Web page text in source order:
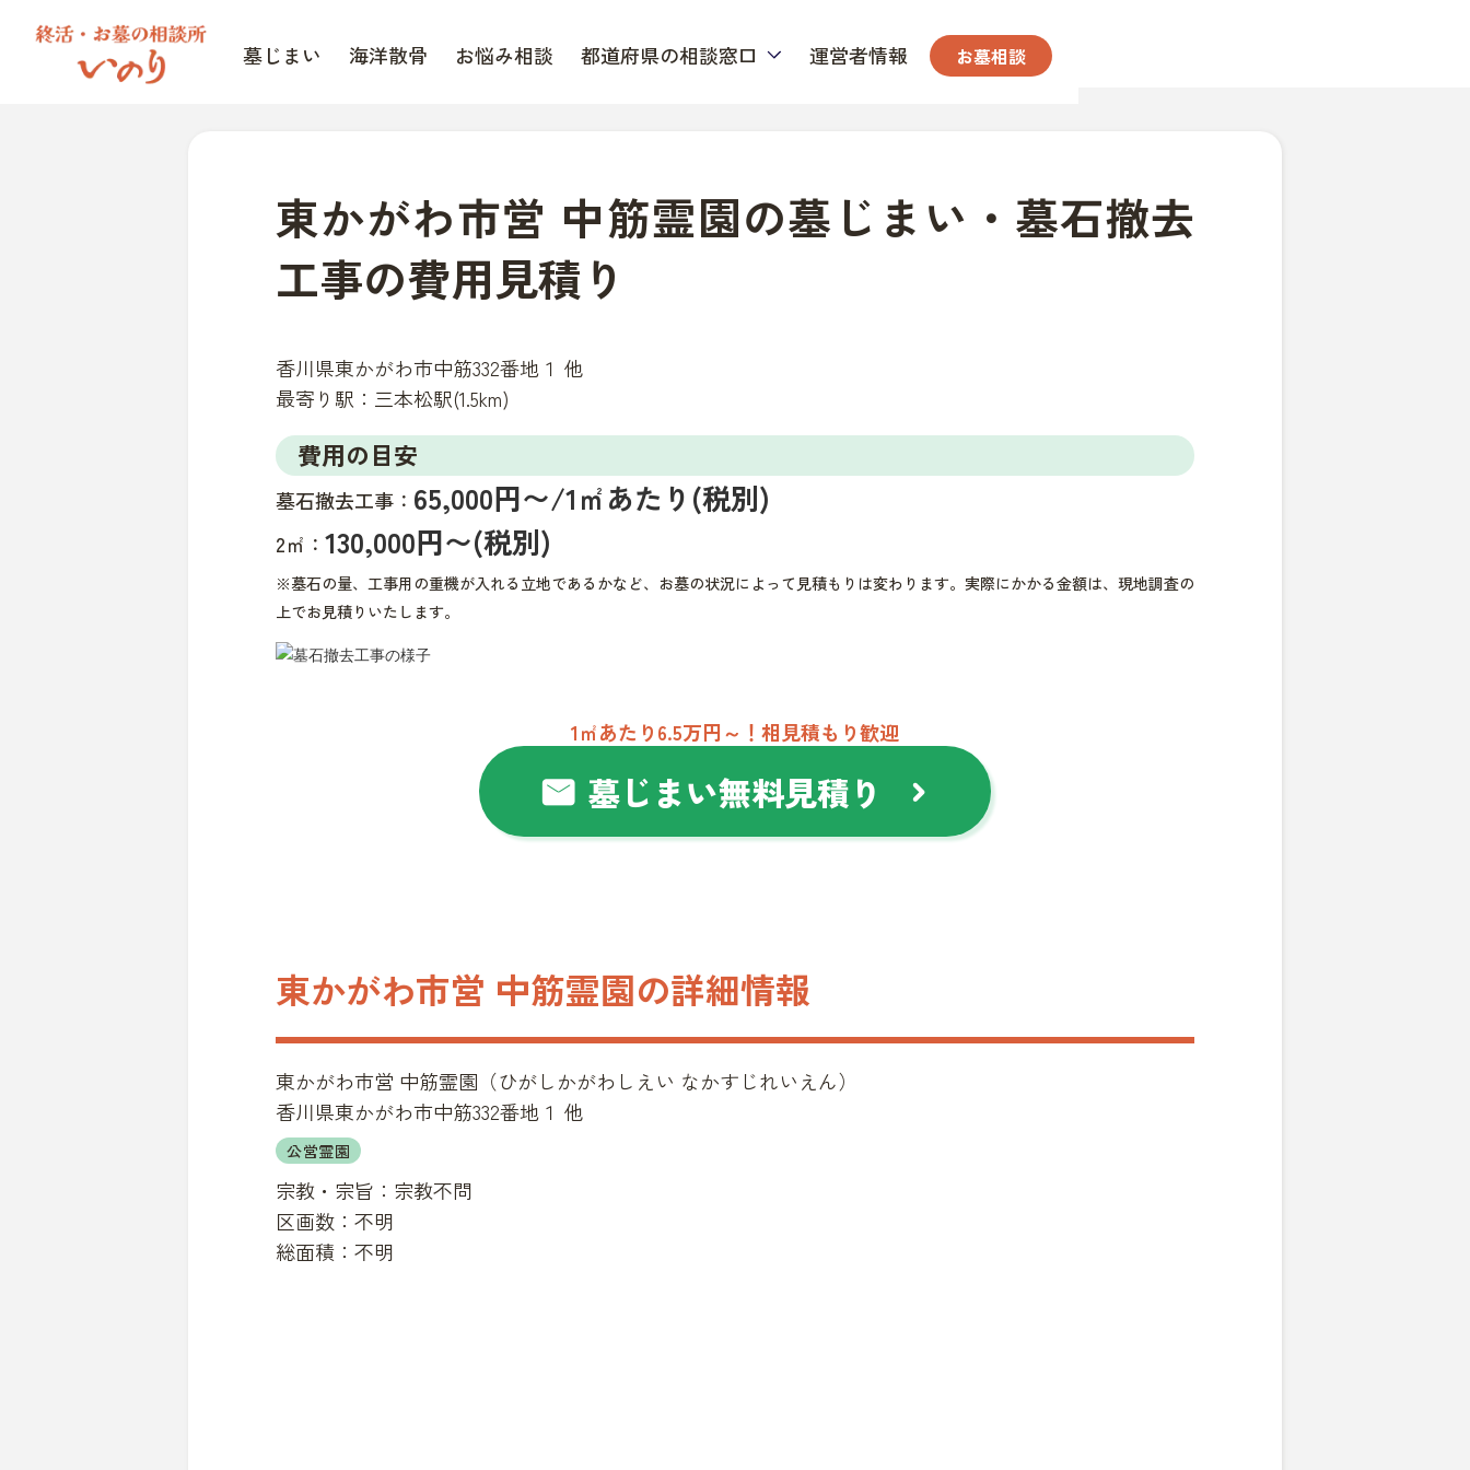
墓じまい 海洋散骨 お悩み相談 都道府県の相談窓口 運営者情報 お墓相談
東かがわ市営 中筋霊園の墓じまい・墓石撤去
工事の費用見積り
香川県東かがわ市中筋332番地１ 他
最寄り駅： 三本松駅(1.5km)
費用の目安
墓石撤去工事： 65,000円〜/1㎡あたり(税別)
2㎡： 130,000円〜(税別)
※墓石の量、工事用の重機が入れる立地であるかなど、お墓の状況によって見積もりは変わります。実際にかかる金額は、現地調査の
上でお見積りいたします。
1㎡あたり6.5万円～！相見積もり歓迎
mail 墓じまい無料見積り chevron_right
東かがわ市営 中筋霊園の詳細情報
東かがわ市営 中筋霊園 （ひがしかがわしえい なかすじれいえん）
香川県東かがわ市中筋332番地１ 他
公営霊園
宗教・宗旨： 宗教不問
区画数： 不明
総面積： 不明